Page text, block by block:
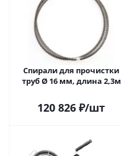
Спирали для прочистки
труб Ø 16 мм, длина 2,3м
120 826 ₽/шт